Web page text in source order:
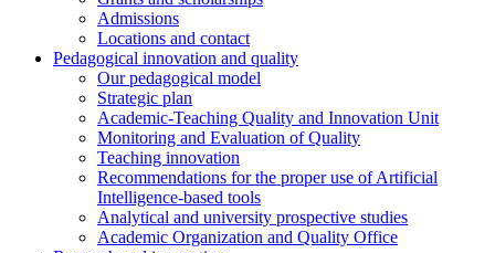
Admissions
Locations and contact
Pedagogical innovation and quality
Our pedagogical model
Strategic plan
Academic-Teaching Quality and Innovation Unit
Monitoring and Evaluation of Quality
Teaching innovation
Recommendations for the proper use of Artificial
Intelligence-based tools
Analytical and university prospective studies
Academic Organization and Quality Office